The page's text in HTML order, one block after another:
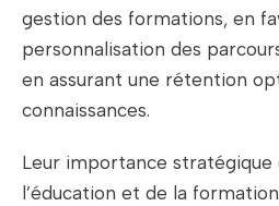
gestion des formations, en
personnalisation des
en assurant une rétention
connaissances.
Leur importance stratégique
l’éducation et de la